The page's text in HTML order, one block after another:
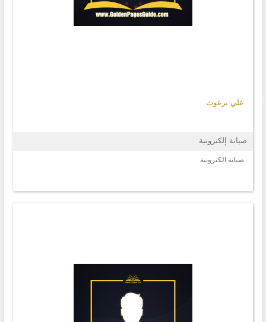
علي برغوث
صيانة إلكترونية
صيانة الكترونية